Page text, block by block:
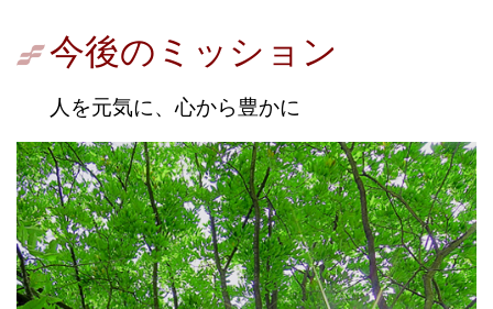
今後のミッション
人を元気に、心から豊かに